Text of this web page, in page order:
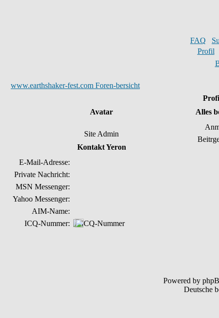
FAQ
Profil
www.earthshaker-fest.com Foren-bersicht
Avatar
Alles
Site Admin
Kontakt Yeron
E-Mail-Adresse:
Private Nachricht:
MSN Messenger:
Yahoo Messenger:
AIM-Name:
ICQ-Nummer:
Powered by
Deutsche